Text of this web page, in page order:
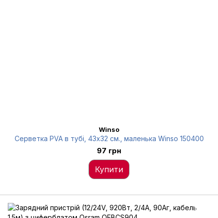
Winso
Серветка PVA в тубі, 43x32 см., маленька Winso 150400
97 грн
Купити